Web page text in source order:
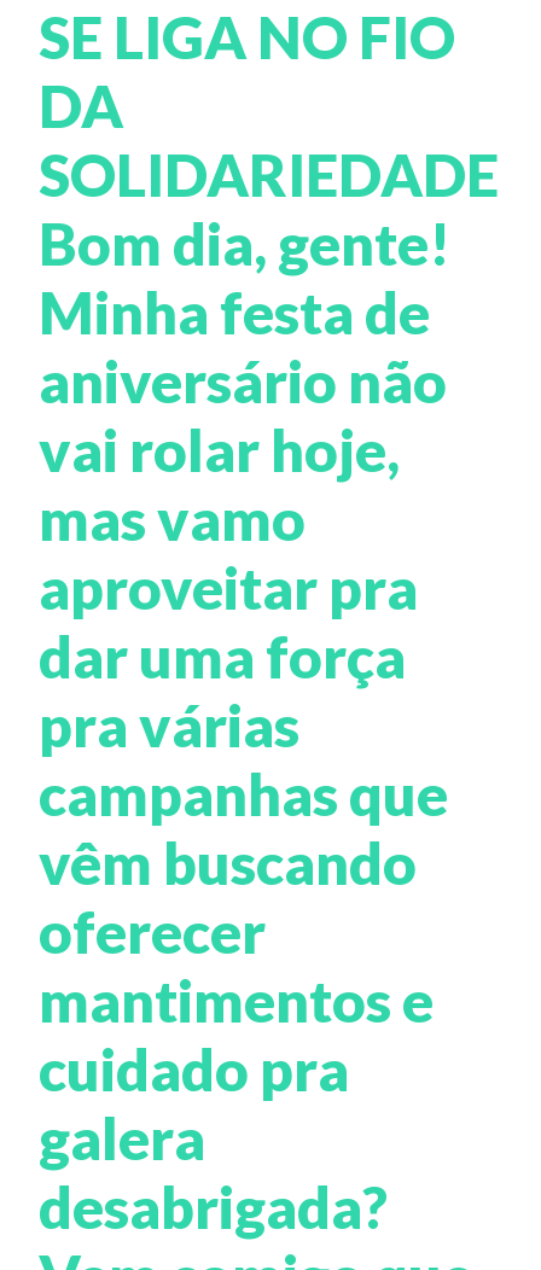
SE LIGA NO FIO
DA
SOLIDARIEDADE
Bom dia, gente!
Minha festa de
aniversário não
vai rolar hoje,
mas vamo
aproveitar pra
dar uma força
pra várias
campanhas que
vêm buscando
oferecer
mantimentos e
cuidado pra
galera
desabrigada?